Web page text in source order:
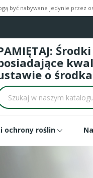
być nabywane jedynie przez
o
ochrony roślin